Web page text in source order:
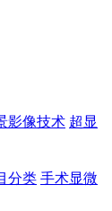
影像技术 超显
分类 手术显微